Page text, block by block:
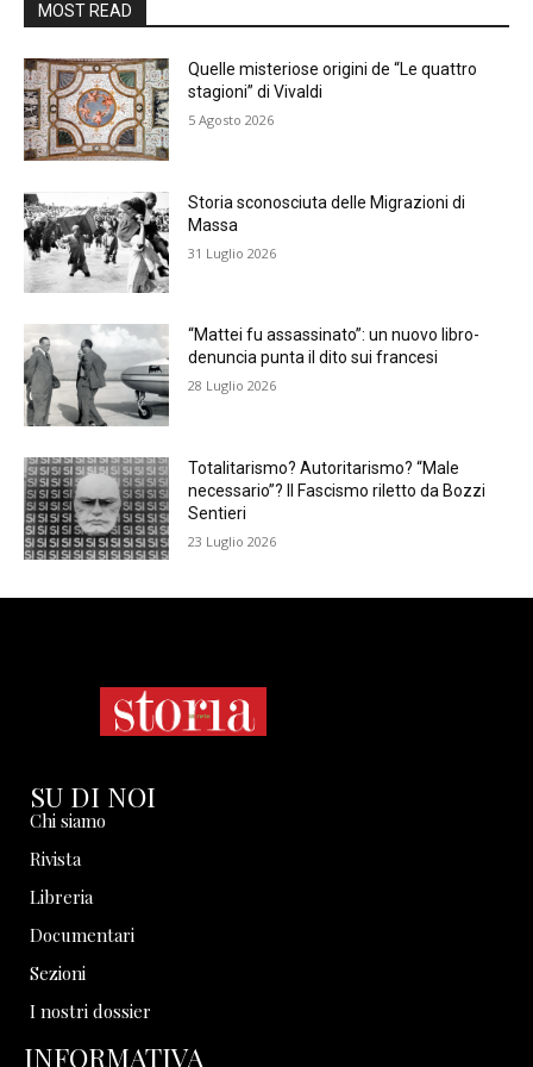
MOST READ
Quelle misteriose origini de “Le quattro
stagioni” di Vivaldi
5 Agosto 2026
Storia sconosciuta delle Migrazioni di
Massa
31 Luglio 2026
“Mattei fu assassinato”: un nuovo libro-
denuncia punta il dito sui francesi
28 Luglio 2026
Totalitarismo? Autoritarismo? “Male
necessario”? Il Fascismo riletto da Bozzi
Sentieri
23 Luglio 2026
SU DI NOI
Chi siamo
Rivista
Libreria
Documentari
Sezioni
I nostri dossier
INFORMATIVA